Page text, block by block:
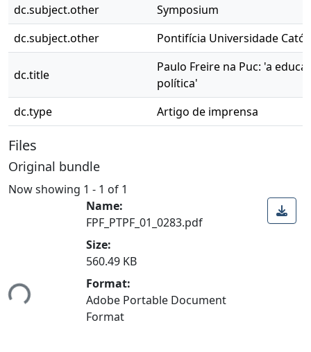
dc.subject.other
Symposium
dc.subject.other
Pontifícia Universidade
dc.title
Paulo Freire na Puc: 'a
política'
dc.type
Artigo de imprensa
Files
Original bundle
Now showing 1 - 1 of 1
Name:
FPF_PTPF_01_0283.pdf
Size:
560.49 KB
Format:
Adobe Portable Document
Format